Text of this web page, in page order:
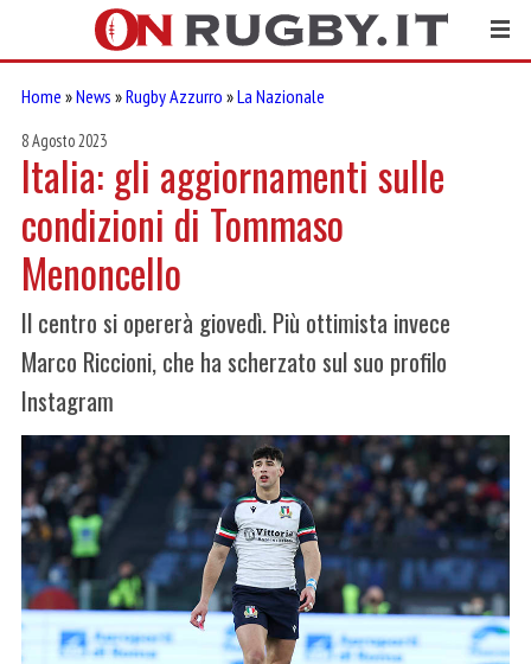
Home »News »Rugby Azzurro »La Nazionale
8 Agosto 2023
Italia: gli aggiornamenti sulle
condizioni di Tommaso
Menoncello
Il centro si opererà giovedì. Più ottimista invece
Marco Riccioni, che ha scherzato sul suo profilo
Instagram